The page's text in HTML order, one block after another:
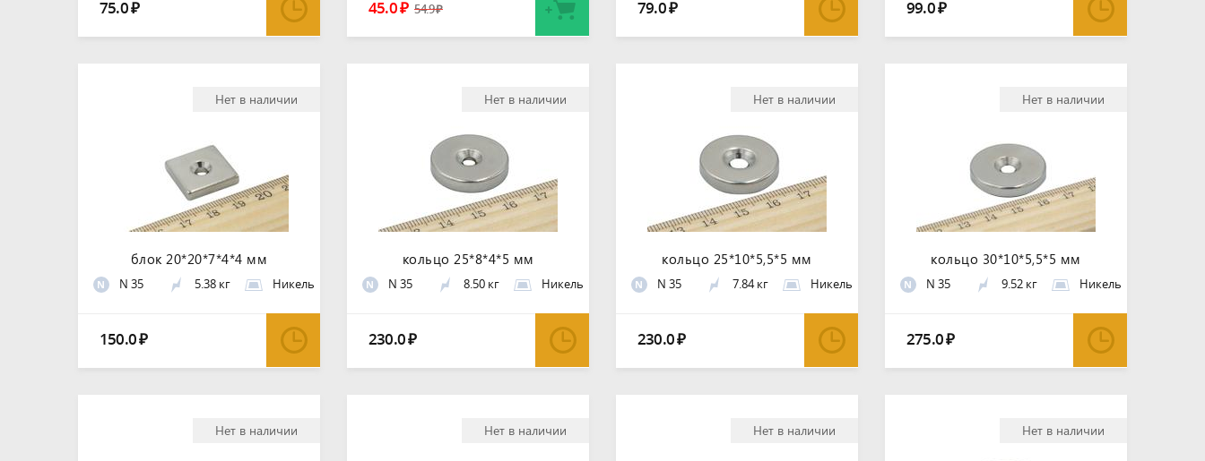
75.0₽ 45.0₽ 54.9₽ 79.0₽ 99.0₽
Нет в наличии
блок 20*20*7*4*4 мм
N N 35 5.38 кг Никель
150.0₽
Нет в наличии
кольцо 25*8*4*5 мм
N N 35 8.50 кг Никель
230.0₽
Нет в наличии
кольцо 25*10*5,5*5 мм
N N 35 7.84 кг Никель
230.0₽
Нет в наличии
кольцо 30*10*5,5*5 мм
N N 35 9.52 кг Никель
275.0₽
Нет в наличии Нет в наличии Нет в наличии Нет в наличии